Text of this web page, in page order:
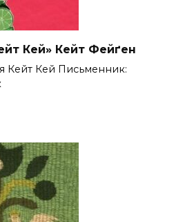
Кей» Кейт Фейґен
Кейт Кей Письменник: